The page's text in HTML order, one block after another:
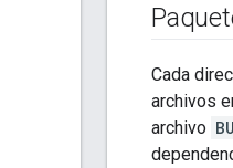
Cada
archivos
archivo